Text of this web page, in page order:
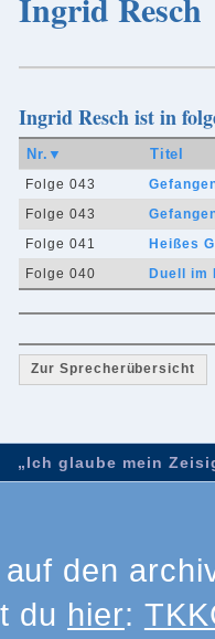
Ingrid Resch ist in
Nr.▼ Titel
Folge 043
Folge 043
Folge 041
Heißes
Folge 040
Duell im
Zur Sprecherübersicht
„Ich glaube mein
den
du hier: